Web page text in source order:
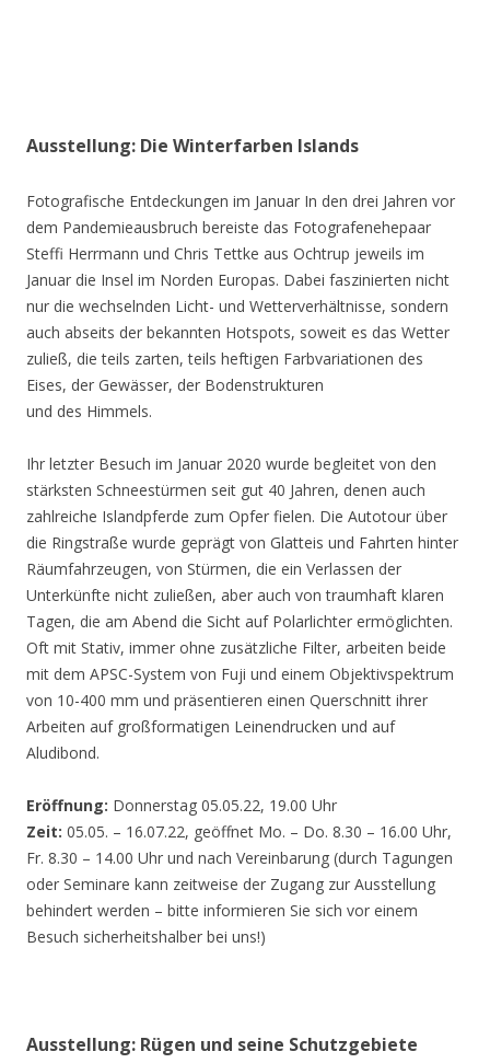
Ausstellung: Die Winterfarben Islands
Fotografische Entdeckungen im Januar In den drei Jahren vor
dem Pandemieausbruch bereiste das Fotografenehepaar
Steffi Herrmann und Chris Tettke aus Ochtrup jeweils im
Januar die Insel im Norden Europas. Dabei faszinierten nicht
nur die wechselnden Licht- und Wetterverhältnisse, sondern
auch abseits der bekannten Hotspots, soweit es das Wetter
zuließ, die teils zarten, teils heftigen Farbvariationen des
Eises, der Gewässer, der Bodenstrukturen
und des Himmels.
Ihr letzter Besuch im Januar 2020 wurde begleitet von den
stärksten Schneestürmen seit gut 40 Jahren, denen auch
zahlreiche Islandpferde zum Opfer fielen. Die Autotour über
die Ringstraße wurde geprägt von Glatteis und Fahrten hinter
Räumfahrzeugen, von Stürmen, die ein Verlassen der
Unterkünfte nicht zuließen, aber auch von traumhaft klaren
Tagen, die am Abend die Sicht auf Polarlichter ermöglichten.
Oft mit Stativ, immer ohne zusätzliche Filter, arbeiten beide
mit dem APSC-System von Fuji und einem Objektivspektrum
von 10-400 mm und präsentieren einen Querschnitt ihrer
Arbeiten auf großformatigen Leinendrucken und auf
Aludibond.
Eröffnung: Donnerstag 05.05.22, 19.00 Uhr
Zeit: 05.05. – 16.07.22, geöffnet Mo. – Do. 8.30 – 16.00 Uhr,
Fr. 8.30 – 14.00 Uhr und nach Vereinbarung (durch Tagungen
oder Seminare kann zeitweise der Zugang zur Ausstellung
behindert werden – bitte informieren Sie sich vor einem
Besuch sicherheitshalber bei uns!)
Ausstellung: Rügen und seine Schutzgebiete